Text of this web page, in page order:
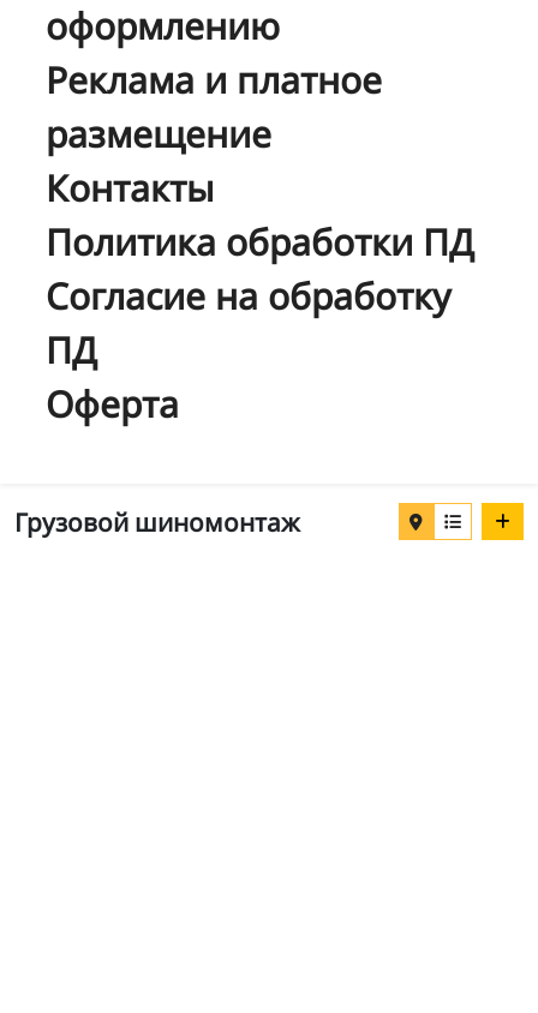
оформлению
Реклама и платное
размещение
Контакты
Политика обработки ПД
Согласие на обработку
ПД
Оферта
Грузовой шиномонтаж